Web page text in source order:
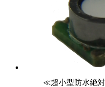
≪超小型防水絶